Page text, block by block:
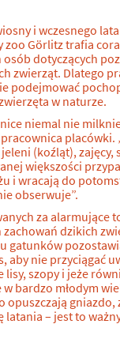
i wczesnego
Görlitz trafia
dotyczących
zwierząt. Dlatego
podejmować
w naturze.
niemal nie
placówki.
(koźląt), zajęcy,
większości
i wracają do
obserwuje”.
za alarmujące
dzikich
gatunków
aby nie przyciągać
lisy, szopy i jeże
bardzo młodym
opuszczają gniazdo,
latania – jest to